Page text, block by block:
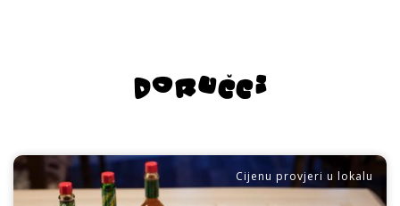
e
DORUČCI
Cijenu provjeri u lokalu